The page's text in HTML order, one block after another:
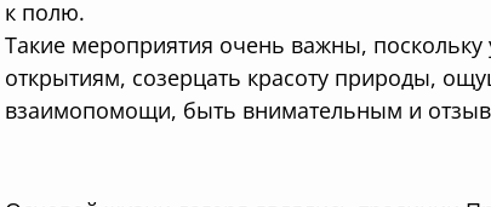
к полю.
Такие мероприятия очень важны, поскольку
открытиям, созерцать красоту природы,
взаимопомощи, быть внимательным и